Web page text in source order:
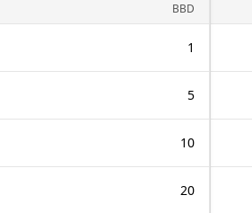
BBD
1
5
10
20